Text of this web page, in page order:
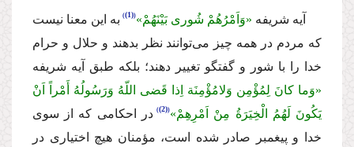
آیه شریفه «وَاَمْرُهُمْ شُورى بَیْنَهُمْ» (1)
به این معنا نیست
كه مردم در همه چیز مى‌توانند نظر بدهند و حلال و حرام
خدا را با شور و گفتگو تغییر دهند؛ بلكه طبق آیه شریفه
«وَما كانَ لِمُؤْمِن وَلامُؤْمِنَة اِذا قَضى اللّهُ وَرَسُولُهُ أَمْراً اَنْ
یَكُونَ لَهُمُ الْخِیَرَةُ مِنْ اَمْرِهِمْ» (2)
در احكامى كه از سوى
خدا و پیغمبر صادر شده است، مؤمنان هیچ اختیارى در